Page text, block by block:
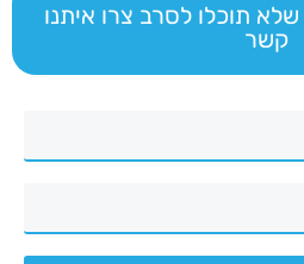
תוכלו לסרב צרו איתנו
קשר